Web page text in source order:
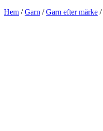
Hem /Garn /Garn efter märke /